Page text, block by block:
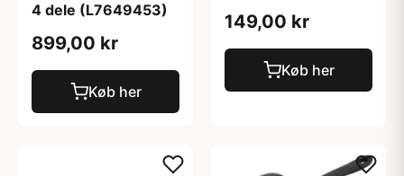
4 dele (L7649453)
899,00 kr
Køb her
149,00 kr
Køb her